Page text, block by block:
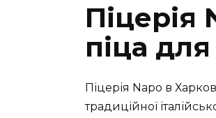
Піцерія
піца для
Піцерія Napo в
традиційної